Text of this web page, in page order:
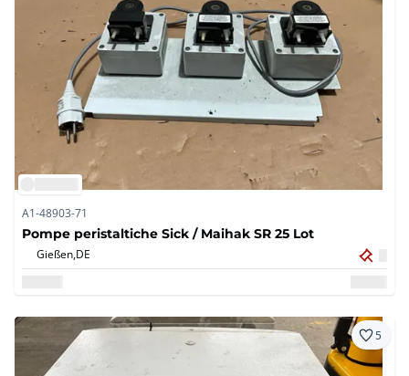
A1-48903-71
Pompe peristaltiche Sick / Maihak SR 25 Lot
Gießen,DE
5